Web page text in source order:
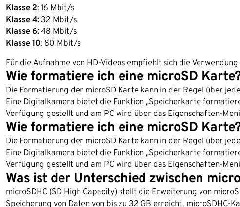
Klasse 2: 16 Mbit/s
Klasse 4: 32 Mbit/s
Klasse 6: 48 Mbit/s
Klasse 10: 80 Mbit/s
Für die Aufnahme von HD-Videos empfiehlt sich die
Wie formatiere ich eine microSD
Die Formatierung der microSD Karte kann in der Regel über
Eine Digitalkamera bietet die Funktion „Speicherkarte
Verfügung gestellt und am PC wird über das Eigenschaften-
Wie formatiere ich eine microSD
Die Formatierung der microSD Karte kann in der Regel über
Eine Digitalkamera bietet die Funktion „Speicherkarte
Verfügung gestellt und am PC wird über das Eigenschaften-
Was ist der Unterschied zwischen
microSDHC (SD High Capacity) stellt die Erweiterung von
Speicherung von Daten von bis zu 32 GB erreicht. microSDHC-